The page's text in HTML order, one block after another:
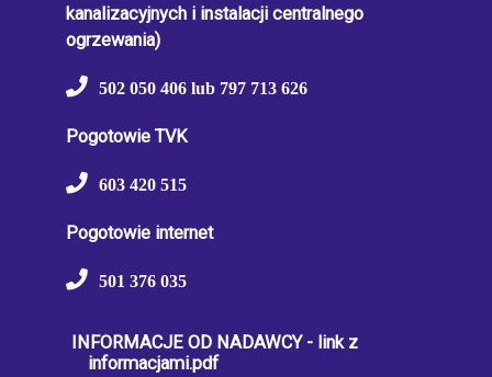
kanalizacyjnych i instalacji centralnego
ogrzewania)
502 050 406 lub 797 713 626
Pogotowie TVK
603 420 515
Pogotowie internet
501 376 035
INFORMACJE OD NADAWCY - link z
informacjami.pdf